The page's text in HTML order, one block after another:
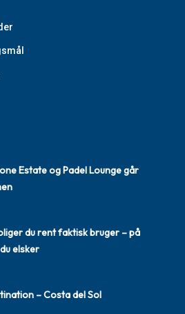
Estate og Padel Lounge går
du rent faktisk bruger – på
elsker
– Costa del Sol